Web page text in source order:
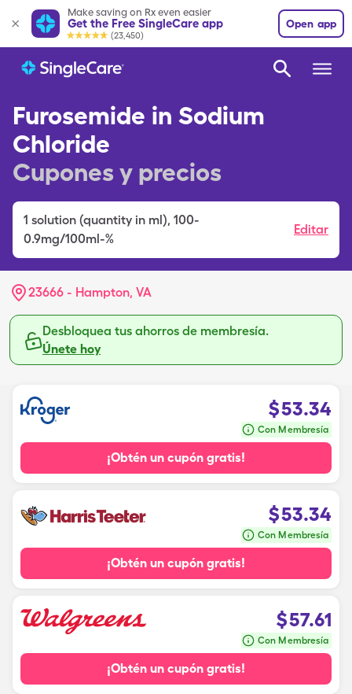
Make saving on Rx even easier
Get the Free SingleCare app
(23,450)
Open app
Furosemide in Sodium
Chloride
Cupones y precios
1 solution (quantity in ml), 100-
0.9mg/100ml-%
Editar
23666 - Hampton, VA
Desbloquea tus ahorros de membresía.
Únete hoy
$53.34
Con Membresía
¡Obtén un cupón gratis!
$53.34
Con Membresía
¡Obtén un cupón gratis!
$57.61
Con Membresía
¡Obtén un cupón gratis!